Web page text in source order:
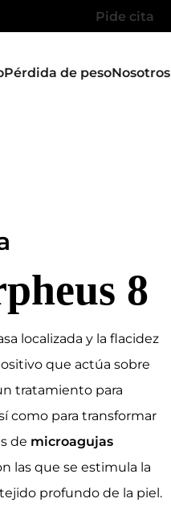
Pide cita
Pérdida de pesoNosotros
8
localizada y la flacidez
que actúa sobre
tratamiento para
como para transformar
de microagujas
las que se estimula la
profundo de la piel.